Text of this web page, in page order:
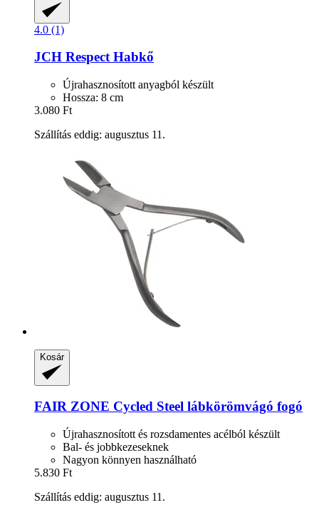
4.0 (1)
JCH RespectHabkő
Újrahasznosított anyagból készült
Hossza: 8 cm
3.080 Ft
Szállítás eddig: augusztus 11.
Kosár
FAIR ZONE Cycled Steel lábkörömvágó fogó
Újrahasznosított és rozsdamentes acélból készült
Bal- és jobbkezeseknek
Nagyon könnyen használható
5.830 Ft
Szállítás eddig: augusztus 11.